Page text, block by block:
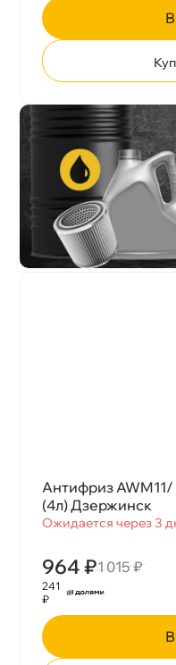
Антифриз
(4л) Дзержинск
Ожидается через 3
964 ₽1 015 ₽
241
₽